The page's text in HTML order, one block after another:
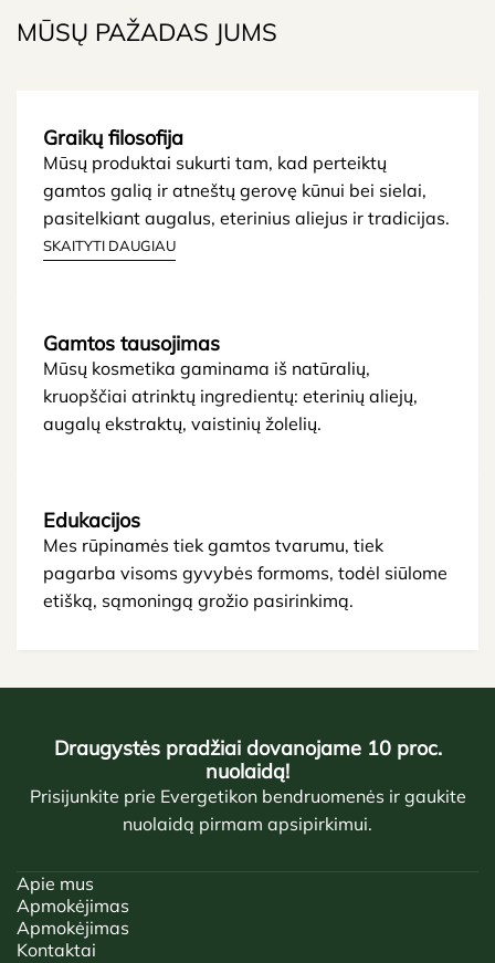
MŪSŲ PAŽADAS JUMS
Graikų filosofija
Mūsų produktai sukurti tam, kad perteiktų
gamtos galią ir atneštų gerovę kūnui bei sielai,
pasitelkiant augalus, eterinius aliejus ir tradicijas.
SKAITYTI DAUGIAU
Gamtos tausojimas
Mūsų kosmetika gaminama iš natūralių,
kruopščiai atrinktų ingredientų: eterinių aliejų,
augalų ekstraktų, vaistinių žolelių.
Edukacijos
Mes rūpinamės tiek gamtos tvarumu, tiek
pagarba visoms gyvybės formoms, todėl siūlome
etišką, sąmoningą grožio pasirinkimą.
Draugystės pradžiai dovanojame 10 proc.
nuolaidą!
Prisijunkite prie Evergetikon bendruomenės ir gaukite
nuolaidą pirmam apsipirkimui.
Apie mus
Apmokėjimas
Apmokėjimas
Kontaktai